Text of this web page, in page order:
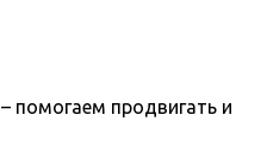
– помогаем продвигать и